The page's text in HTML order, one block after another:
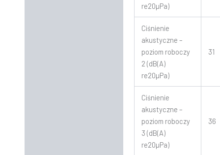
re20µPa)
Ciśnienie
akustyczne –
poziom roboczy
2 (dB(A)
re20µPa)
31
Ciśnienie
akustyczne –
poziom roboczy
3 (dB(A)
re20µPa)
36